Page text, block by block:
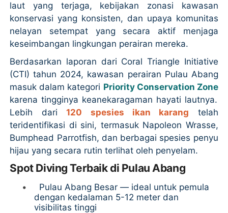
laut yang terjaga, kebijakan zonasi kawasan
konservasi yang konsisten, dan upaya komunitas
nelayan setempat yang secara aktif menjaga
keseimbangan lingkungan perairan mereka.
Berdasarkan laporan dari Coral Triangle Initiative
(CTI) tahun 2024, kawasan perairan Pulau Abang
masuk dalam kategori Priority Conservation Zone
karena tingginya keanekaragaman hayati lautnya.
Lebih dari120 spesies ikan karang telah
teridentifikasi di sini, termasuk Napoleon Wrasse,
Bumphead Parrotfish, dan berbagai spesies penyu
hijau yang secara rutin terlihat oleh penyelam.
Spot Diving Terbaik di Pulau Abang
•
Pulau Abang Besar — ideal untuk pemula
dengan kedalaman 5-12 meter dan
visibilitas tinggi